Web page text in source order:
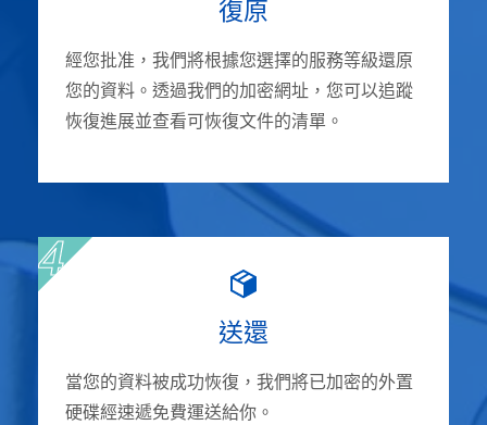
復原
經您批准，我們將根據您選擇的服務等級還原
您的資料。透過我們的加密網址，您可以追蹤
恢復進展並查看可恢復文件的清單。
送還
當您的資料被成功恢復，我們將已加密的外置
硬碟經速遞免費運送給你。